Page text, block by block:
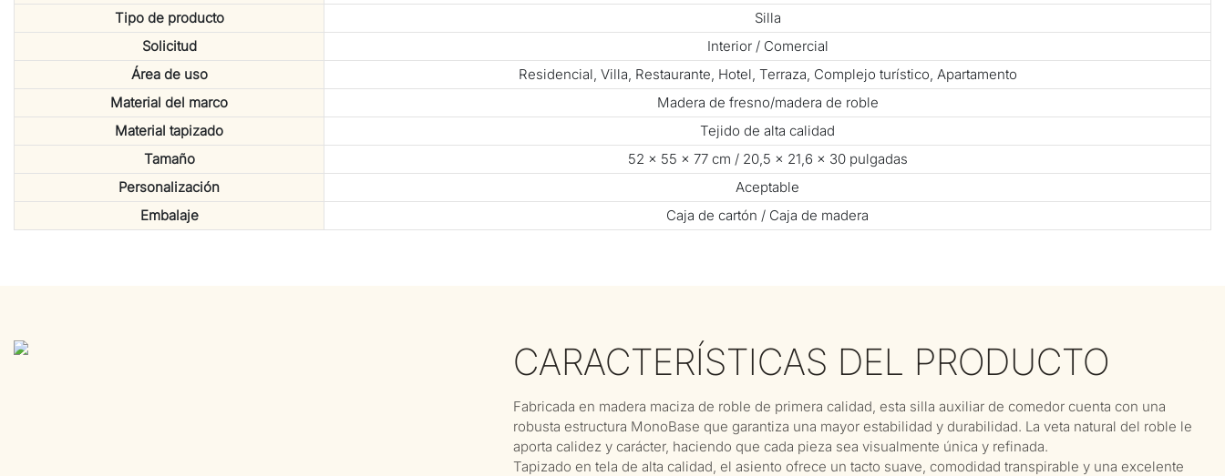
Tipo de producto
Silla
Solicitud
Interior / Comercial
Área de uso
Residencial, Villa, Restaurante, Hotel, Terraza, Complejo turístico, Apartamento
Material del marco
Madera de fresno/madera de roble
Material tapizado
Tejido de alta calidad
Tamaño
52 × 55 × 77 cm / 20,5 × 21,6 × 30 pulgadas
Personalización
Aceptable
Embalaje
Caja de cartón / Caja de madera
CARACTERÍSTICAS DEL PRODUCTO
Fabricada en madera maciza de roble de primera calidad, esta silla auxiliar de comedor cuenta con una
robusta estructura MonoBase que garantiza una mayor estabilidad y durabilidad. La veta natural del roble le
aporta calidez y carácter, haciendo que cada pieza sea visualmente única y refinada.
Tapizado en tela de alta calidad, el asiento ofrece un tacto suave, comodidad transpirable y una excelente